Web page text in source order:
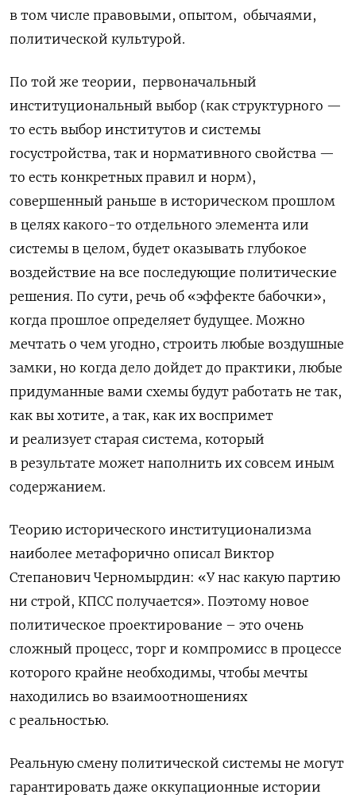
в том числе правовыми, опытом, обычаями,
политической культурой.
По той же теории, первоначальный
институциональный выбор (как структурного —
то есть выбор институтов и системы
госустройства, так и нормативного свойства —
то есть конкретных правил и норм),
совершенный раньше в историческом прошлом
в целях какого-то отдельного элемента или
системы в целом, будет оказывать глубокое
воздействие на все последующие политические
решения. По сути, речь об «эффекте бабочки»,
когда прошлое определяет будущее. Можно
мечтать о чем угодно, строить любые воздушные
замки, но когда дело дойдет до практики, любые
придуманные вами схемы будут работать не так,
как вы хотите, а так, как их воспримет
и реализует старая система, который
в результате может наполнить их совсем иным
содержанием.
Теорию исторического институционализма
наиболее метафорично описал Виктор
Степанович Черномырдин: «У нас какую партию
ни строй, КПСС получается». Поэтому новое
политическое проектирование – это очень
сложный процесс, торг и компромисс в процессе
которого крайне необходимы, чтобы мечты
находились во взаимоотношениях
с реальностью.
Реальную смену политической системы не могут
гарантировать даже оккупационные истории